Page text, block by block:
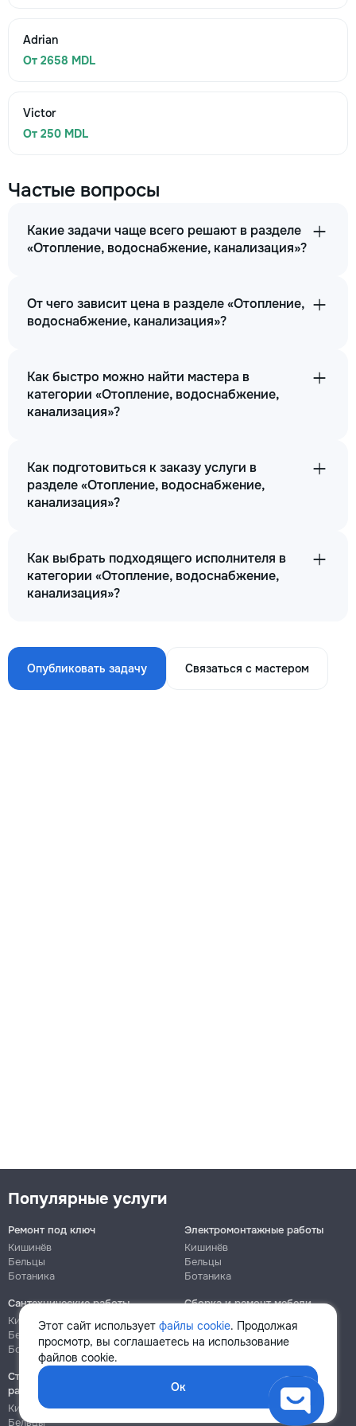
Adrian
От 2658 MDL
Victor
От 250 MDL
Частые вопросы
Какие задачи чаще всего решают в разделе
«Отопление, водоснабжение, канализация»?
От чего зависит цена в разделе «Отопление,
водоснабжение, канализация»?
Как быстро можно найти мастера в
категории «Отопление, водоснабжение,
канализация»?
Как подготовиться к заказу услуги в
разделе «Отопление, водоснабжение,
канализация»?
Как выбрать подходящего исполнителя в
категории «Отопление, водоснабжение,
канализация»?
Опубликовать задачу Связаться с мастером
Этот сайт использует файлы cookie. Продолжая
просмотр, вы соглашаетесь на использование
файлов cookie.
Ок
Популярные услуги
Ремонт под ключ
Кишинёв
Бельцы
Ботаника
Электромонтажные работы
Кишинёв
Бельцы
Ботаника
Сантехнические работы
Кишинёв
Бельцы
Ботаника
Сборка и ремонт мебели
Кишинёв
Ботаника
Строительно-монтажные
работы
Кишинёв
Бельцы